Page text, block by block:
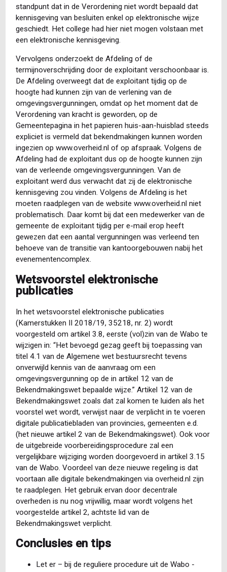
standpunt dat in de Verordening niet wordt bepaald dat
kennisgeving van besluiten enkel op elektronische wijze
geschiedt. Het college had hier niet mogen volstaan met
een elektronische kennisgeving.
Vervolgens onderzoekt de Afdeling of de
termijnoverschrijding door de exploitant verschoonbaar is.
De Afdeling overweegt dat de exploitant tijdig op de
hoogte had kunnen zijn van de verlening van de
omgevingsvergunningen, omdat op het moment dat de
Verordening van kracht is geworden, op de
Gemeentepagina in het papieren huis-aan-huisblad steeds
expliciet is vermeld dat bekendmakingen kunnen worden
ingezien op www.overheid.nl of op afspraak. Volgens de
Afdeling had de exploitant dus op de hoogte kunnen zijn
van de verleende omgevingsvergunningen. Van de
exploitant werd dus verwacht dat zij de elektronische
kennisgeving zou vinden. Volgens de Afdeling is het
moeten raadplegen van de website www.overheid.nl niet
problematisch. Daar komt bij dat een medewerker van de
gemeente de exploitant tijdig per e-mail erop heeft
gewezen dat een aantal vergunningen was verleend ten
behoeve van de transitie van kantoorgebouwen nabij het
evenementencomplex.
Wetsvoorstel elektronische
publicaties
In het wetsvoorstel elektronische publicaties
(Kamerstukken II 2018/19, 35218, nr. 2) wordt
voorgesteld om artikel 3.8, eerste (vol)zin van de Wabo te
wijzigen in: “Het bevoegd gezag geeft bij toepassing van
titel 4.1 van de Algemene wet bestuursrecht tevens
onverwijld kennis van de aanvraag om een
omgevingsvergunning op de in artikel 12 van de
Bekendmakingswet bepaalde wijze.” Artikel 12 van de
Bekendmakingswet zoals dat zal komen te luiden als het
voorstel wet wordt, verwijst naar de verplicht in te voeren
digitale publicatiebladen van provincies, gemeenten e.d.
(het nieuwe artikel 2 van de Bekendmakingswet). Ook voor
de uitgebreide voorbereidingsprocedure zal een
vergelijkbare wijziging worden doorgevoerd in artikel 3.15
van de Wabo. Voordeel van deze nieuwe regeling is dat
voortaan alle digitale bekendmakingen via overheid.nl zijn
te raadplegen. Het gebruik ervan door decentrale
overheden is nu nog vrijwillig, maar wordt volgens het
voorgestelde artikel 2, achtste lid van de
Bekendmakingswet verplicht.
Conclusies en tips
Let er – bij de reguliere procedure uit de Wabo -